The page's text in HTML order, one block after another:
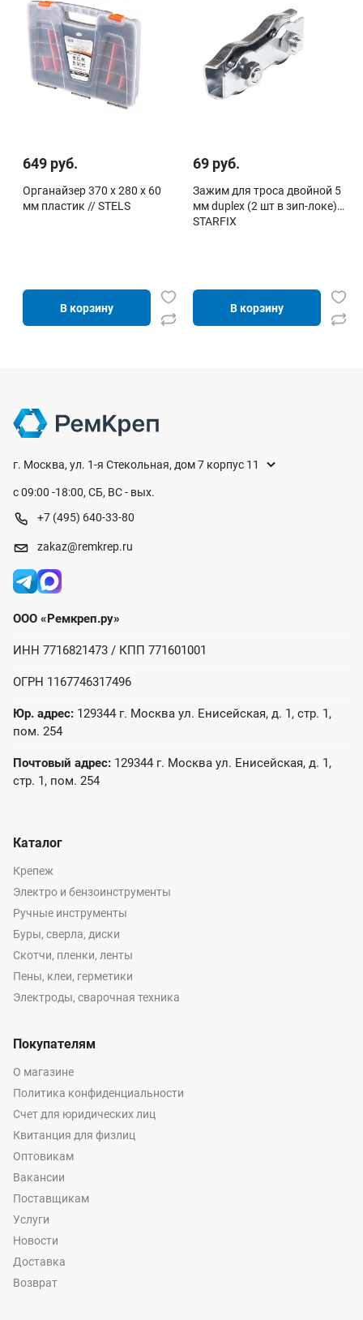
649 руб.
Органайзер 370 х 280 х 60
мм пластик // STELS
В корзину
69 руб.
Зажим для троса двойной 5
мм duplex (2 шт в зип-локе)
STARFIX
В корзину
г. Москва, ул. 1-я Стекольная, дом 7 корпус 11
с 09:00 -18:00, СБ, ВС - вых.
+7 (495) 640-33-80
zakaz@remkrep.ru
ООО «Ремкреп.ру»
ИНН 7716821473 / КПП 771601001
ОГРН 1167746317496
Юр. адрес: 129344 г. Москва ул. Енисейская, д. 1, стр. 1,
пом. 254
Почтовый адрес: 129344 г. Москва ул. Енисейская, д. 1,
стр. 1, пом. 254
Каталог
Крепеж
Электро и бензоинструменты
Ручные инструменты
Буры, сверла, диски
Скотчи, пленки, ленты
Пены, клеи, герметики
Электроды, сварочная техника
Покупателям
О магазине
Политика конфиденциальности
Счет для юридических лиц
Квитанция для физлиц
Оптовикам
Вакансии
Поставщикам
Услуги
Новости
Доставка
Возврат